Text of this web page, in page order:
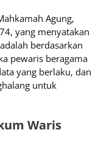
Agung,
yang menyatakan
berdasarkan
pewaris beragama
yang berlaku, dan
untuk
Waris